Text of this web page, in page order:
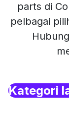
parts di
pelbagai
Kategori